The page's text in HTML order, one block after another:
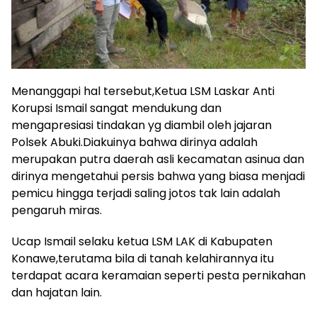
Menanggapi hal tersebut,Ketua LSM Laskar Anti
Korupsi Ismail sangat mendukung dan
mengapresiasi tindakan yg diambil oleh jajaran
Polsek Abuki.Diakuinya bahwa dirinya adalah
merupakan putra daerah asli kecamatan asinua dan
dirinya mengetahui persis bahwa yang biasa menjadi
pemicu hingga terjadi saling jotos tak lain adalah
pengaruh miras.
Ucap Ismail selaku ketua LSM LAK di Kabupaten
Konawe,terutama bila di tanah kelahirannya itu
terdapat acara keramaian seperti pesta pernikahan
dan hajatan lain.